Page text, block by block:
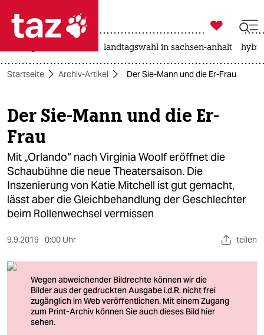
 taz zahl ich
taz zahl ich
themen
politik
öko
gesellschaft
kultur
sport
berlin
nord
wahrheit

taz zahl ich
landtagswahl in sachsen-anhalt
Startseite Archiv-Artikel Der Sie-Mann und die Er-Frau
Der Sie-Mann und die Er-
Frau
Mit „Orlando“ nach Virginia Woolf eröffnet die
Schaubühne die neue Theatersaison. Die
Inszenierung von Katie Mitchell ist gut gemacht,
lässt aber die Gleichbehandlung der Geschlechter
beim Rollenwechsel vermissen
9.9.2019 0:00 Uhr teilen